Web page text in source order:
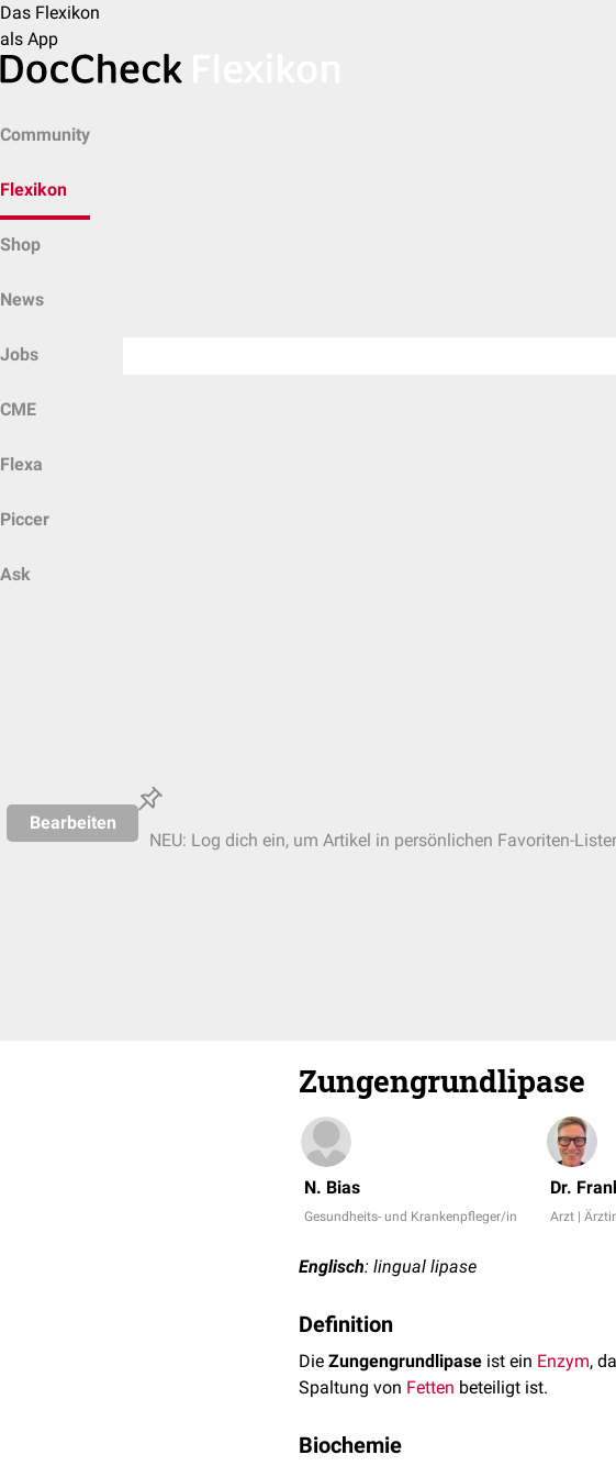
Das Flexikon
als App
Community
Flexikon
Shop
News
Jobs
CME
Flexa
Piccer
Ask
Bearbeiten
NEU: Log dich ein, um Artikel in persönlichen Favoriten-
Zungengrundlipase
N. Bias
Gesundheits- und Krankenpfleger/in
Dr.
Arzt |
Englisch: lingual lipase
Definition
Die Zungengrundlipase ist ein Enzym,
Spaltung von Fetten beteiligt ist.
Biochemie